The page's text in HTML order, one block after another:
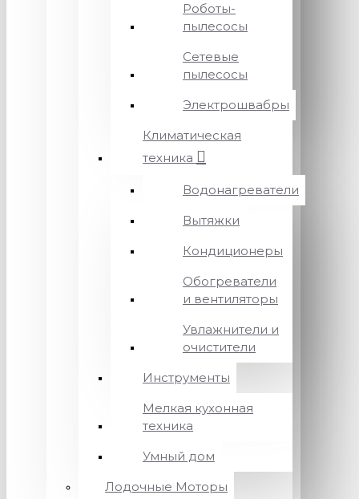
Роботы-
пылесосы
Сетевые
пылесосы
Электрошвабры
Климатическая
техника
Водонагреватели
Вытяжки
Кондиционеры
Обогреватели
и вентиляторы
Увлажнители и
очистители
Инструменты
Мелкая кухонная
техника
Умный дом
Лодочные Моторы